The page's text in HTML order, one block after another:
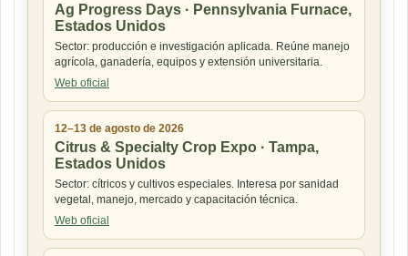
Ag Progress Days · Pennsylvania Furnace,
Estados Unidos
Sector: producción e investigación aplicada. Reúne manejo
agrícola, ganadería, equipos y extensión universitaria.
Web oficial
12–13 de agosto de 2026
Citrus & Specialty Crop Expo · Tampa,
Estados Unidos
Sector: cítricos y cultivos especiales. Interesa por sanidad
vegetal, manejo, mercado y capacitación técnica.
Web oficial